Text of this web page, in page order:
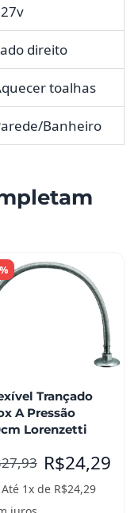
direito
toalhas
Banheiro
Trançado
A Pressão
Lorenzetti
27,93 R$24,29
1x de R$24,29